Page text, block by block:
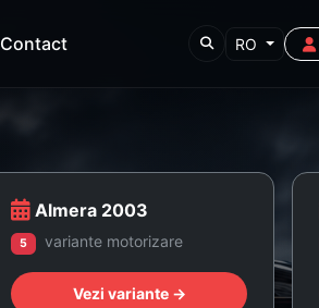
Contact RO
Almera 2003
5 variante motorizare
Vezi variante →